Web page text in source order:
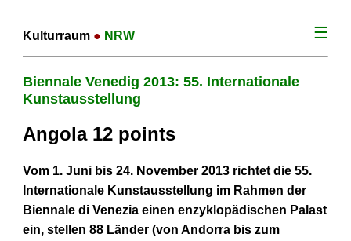
Kulturraum ● NRW ☰
Biennale Venedig 2013: 55. Internationale
Kunstausstellung
Angola 12 points
Vom 1. Juni bis 24. November 2013 richtet die 55.
Internationale Kunst­ausstellung im Rahmen der
Biennale di Venezia einen enzyklopädischen Palast
ein, stellen 88 Länder (von Andorra bis zum